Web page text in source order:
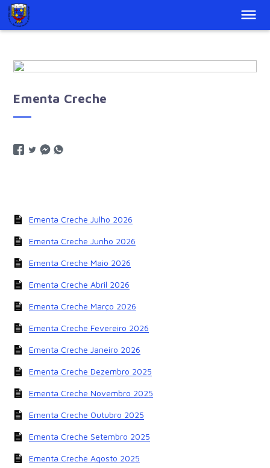
Ementa Creche
Ementa Creche Julho 2026
Ementa Creche Junho 2026
Ementa Creche Maio 2026
Ementa Creche Abril 2026
Ementa Creche Março 2026
Ementa Creche Fevereiro 2026
Ementa Creche Janeiro 2026
Ementa Creche Dezembro 2025
Ementa Creche Novembro 2025
Ementa Creche Outubro 2025
Ementa Creche Setembro 2025
Ementa Creche Agosto 2025